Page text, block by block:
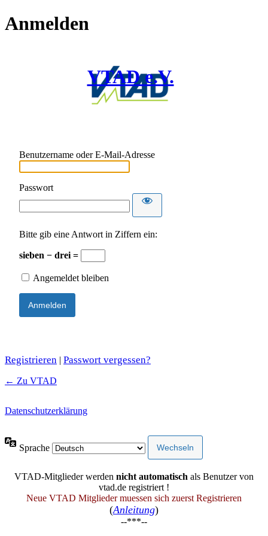
Anmelden
VTAD e.V.
Benutzername oder E-Mail-Adresse
Passwort
Bitte gib eine Antwort in Ziffern ein:
sieben − drei =
Angemeldet bleiben
Registrieren | Passwort vergessen?
← Zu VTAD
Datenschutzerklärung
Sprache
VTAD-Mitglieder werden nicht automatisch als Benutzer von
vtad.de registriert !
Neue VTAD Mitglieder muessen sich zuerst Registrieren
(Anleitung)
--***--